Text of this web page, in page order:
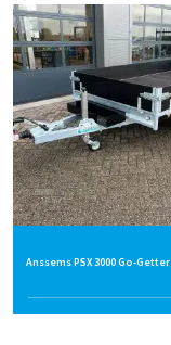
Anssems PSX 3000 Go-Getter